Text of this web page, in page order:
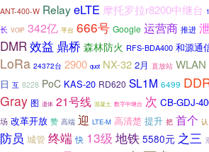
ANT-400-W RelayeLTE 摩托罗拉r8200中继台
长 VOIP 342亿 平台 666号 Google 运营商 推进
DMR效益 鼎桥 森林防火 RFS-BDA400 和源通
LoRa 24372台 2900 quot NX-32 2月 直放站 WLAN
日 互 8228 PoC KAS-20 RD620 SL1M 6499
Gray 图 遗体 21号线 混凝土 数字中继台 次 CB-GDJ-
场 改革开放 赞 高端 迎 LTE-M 高清楚 提升 把 首个 认
防员 城管 终端 快 13级 地铁 5580元 之三